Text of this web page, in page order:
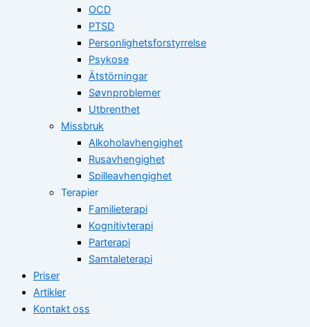
OCD
PTSD
Personlighetsforstyrrelse
Psykose
Ätstörningar
Søvnproblemer
Utbrenthet
Missbruk
Alkoholavhengighet
Rusavhengighet
Spilleavhengighet
Terapier
Familieterapi
Kognitivterapi
Parterapi
Samtaleterapi
Priser
Artikler
Kontakt oss